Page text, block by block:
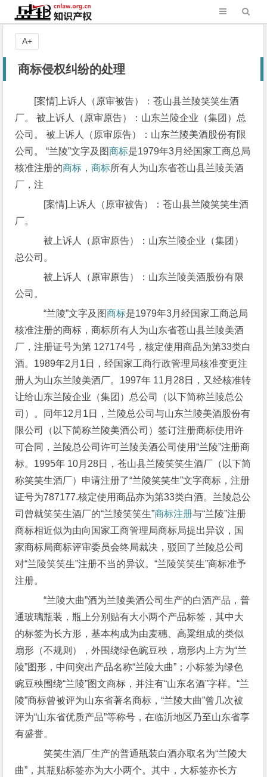
商标侵权纠纷的处理
[案情]上诉人（原审被告）：苍山县兰陵笑笑生酒
厂。 被上诉人（原审原告）：山东兰陵企业（集团）总
公司。 被上诉人（原审原告）：山东兰陵美酒股份有限
公司。 “兰陵”文字及图商标是1979年3月经国家工商总局
核准注册的商标 ，商标所有人为山东省苍山县兰陵美酒
厂，注
[案情]上诉人（原审被告）：苍山县兰陵笑笑生酒
厂。
被上诉人（原审原告）：山东兰陵企业（集团）
总公司。
被上诉人（原审原告）：山东兰陵美酒股份有限
公司。
“兰陵”文字及图商标是1979年3月经国家工商总局
核准注册的商标，商标所有人为山东省苍山县兰陵美酒
厂，注册证号为第 127174号，核定使用商品为第33类白
酒。1989年2月1日，经国家工商行政管理局核准变更注
册人为山东兰陵美酒厂。1997年 11月28日，又经核准转
让给山东兰陵企业（集团）总公司（以下简称兰陵总公
司）。同年12月1日，兰陵总公司与山东兰陵美酒股份有
限公司（以下简称兰陵美酒公司）签订注册商标使用许
可合同，兰陵总公司许可兰陵美酒公司使用“兰陵”注册商
标。1995年 10月28日，苍山县兰陵笑笑生酒厂（以下简
称笑笑生酒厂）申请注册了“兰陵笑笑生”文字商标，注册
证号为787177.核定使用商品亦为第33类白酒。兰陵总公
司曾就笑笑生酒厂的“兰陵笑笑生”商标注册与“兰陵”注册
商标相近似为由向国家工商管理局商标局提出异议，国
家商标局商标评审委员会终局裁决，驳回了兰陵总公司
对“兰陵笑笑生”注册不当的异议。“兰陵笑笑生”商标准予
注册。
“兰陵大曲”酒为兰陵美酒公司生产的白酒产品，普
通玻璃瓶装，瓶上分别贴有大小两个产品标签，其中大
的标签为长方形，基本构成为由麦穗、高粱组成的类似
扇形（不规则），外围绕绿色豌豆秧，扇形内上方为“兰
陵”图形，中间突出产品名称“兰陵大曲”；小标签为绿色
豌豆秧围绕“兰陵”图文商标，并注有“山东名酒”字样。“兰
陵”商标曾被评为山东省著名商标，“兰陵大曲”曾几次被
评为“山东省优质产品”等称号，在临沂地区乃至山东省享
有盛誉。
笑笑生酒厂生产的普通瓶装白酒亦取名为“兰陵大
曲”，其瓶贴标签亦为大小两个。其中，大标签亦长方
A+